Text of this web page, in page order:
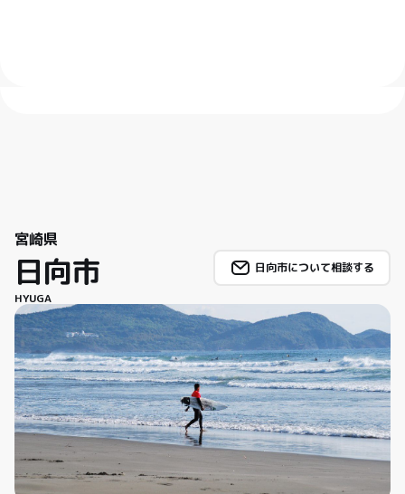
宮崎県
日向市
HYUGA
日向市について相談する